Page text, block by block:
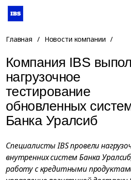
Главная / Новости компании /
Компания IBS
нагрузочное
тестирование
обновленных
Банка Уралсиб
Специалисты IBS провели
внутренних систем Банка
работу с кредитными